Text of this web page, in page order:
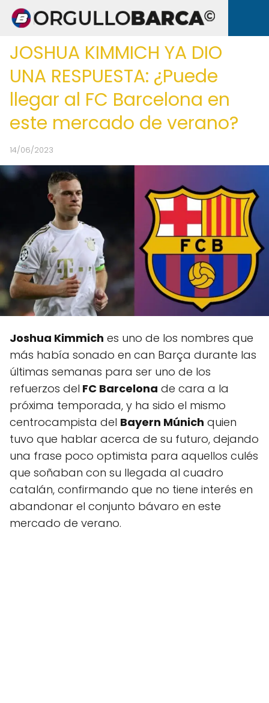
JOSHUA KIMMICH YA DIO
UNA RESPUESTA: ¿Puede
llegar al FC Barcelona en
este mercado de verano?
14/06/2023
Joshua Kimmich es uno de los nombres que
más había sonado en can Barça durante las
últimas semanas para ser uno de los
refuerzos del FC Barcelona de cara a la
próxima temporada, y ha sido el mismo
centrocampista del Bayern Múnich quien
tuvo que hablar acerca de su futuro, dejando
una frase poco optimista para aquellos culés
que soñaban con su llegada al cuadro
catalán, confirmando que no tiene interés en
abandonar el conjunto bávaro en este
mercado de verano.